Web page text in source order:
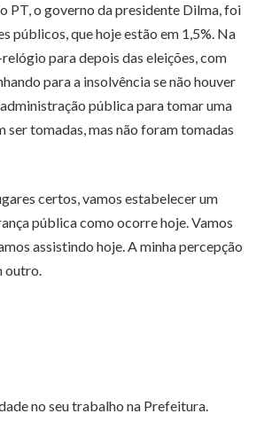
PT, o governo da presidente Dilma, foi
públicos, que hoje estão em 1,5%. Na
para depois das eleições, com
para a insolvência se não houver
pública para tomar uma
ser tomadas, mas não foram tomadas
certos, vamos estabelecer um
pública como ocorre hoje. Vamos
assistindo hoje. A minha percepção
outro.
no seu trabalho na Prefeitura.